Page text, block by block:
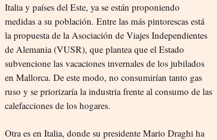
Italia y países del Este, ya se están proponiendo
medidas a su población. Entre las más pintorescas está
la propuesta de la Asociación de Viajes Independientes
de Alemania (VUSR), que plantea que el Estado
subvencione las vacaciones invernales de los jubilados
en Mallorca. De este modo, no consumirían tanto gas
ruso y se priorizaría la industria frente al consumo de las
calefacciones de los hogares.
Otra es en Italia, donde su presidente Mario Draghi ha